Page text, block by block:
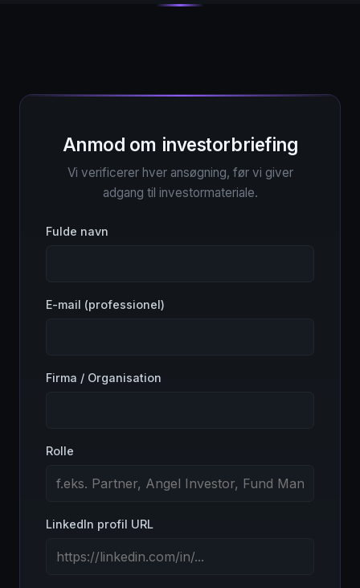
Anmod om investorbriefing
Vi verificerer hver ansøgning, før vi giver
adgang til investormateriale.
Fulde navn
E-mail (professionel)
Firma / Organisation
Rolle
LinkedIn profil URL